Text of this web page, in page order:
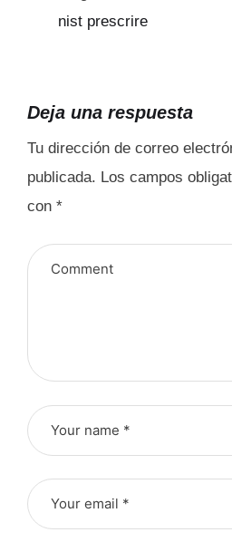
nist prescrire
Deja una respuesta
Tu dirección de correo
publicada. Los campos
con *